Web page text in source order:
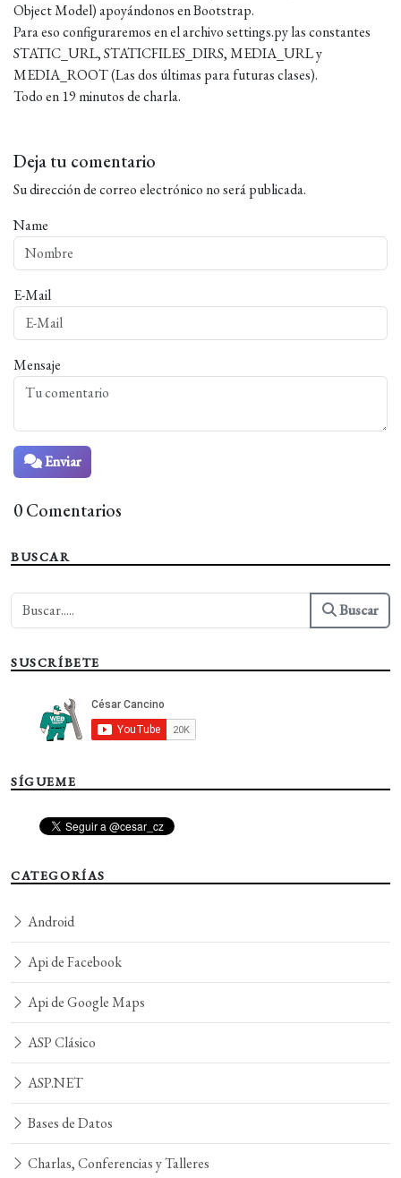
Object Model) apoyándonos en Bootstrap.
Para eso configuraremos en el archivo settings.py las constantes
STATIC_URL, STATICFILES_DIRS, MEDIA_URL y
MEDIA_ROOT (Las dos últimas para futuras clases).
Todo en 19 minutos de charla.
Deja tu comentario
Su dirección de correo electrónico no será publicada.
Name
E-Mail
Mensaje
Enviar
0 Comentarios
BUSCAR
Buscar
SUSCRÍBETE
SÍGUEME
CATEGORÍAS
Android
Api de Facebook
Api de Google Maps
ASP Clásico
ASP.NET
Bases de Datos
Charlas, Conferencias y Talleres